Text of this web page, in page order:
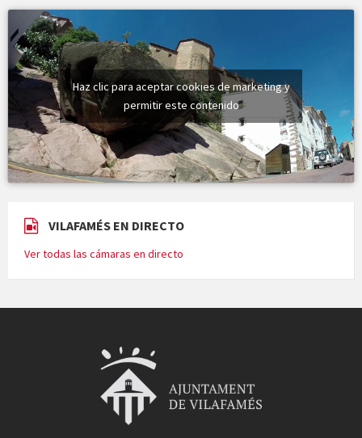
Haz clic para aceptar cookies de marketing y
permitir este contenido
VILAFAMÉS EN DIRECTO
Ver todas las cámaras en directo